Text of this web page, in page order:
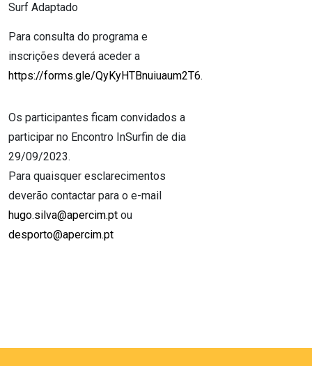
Surf Adaptado
Para consulta do programa e
inscrições deverá aceder a
https://forms.gle/QyKyHTBnuiuaum2T6.
Os participantes ficam convidados a
participar no Encontro InSurfin de dia
29/09/2023.
Para quaisquer esclarecimentos
deverão contactar para o e-mail
hugo.silva@apercim.pt ou
desporto@apercim.pt